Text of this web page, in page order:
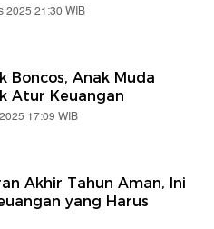
2025 21:30 WIB
Boncos, Anak Muda
Atur Keuangan
17:09 WIB
Akhir Tahun Aman, Ini
yang Harus